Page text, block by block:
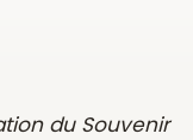
du Souvenir